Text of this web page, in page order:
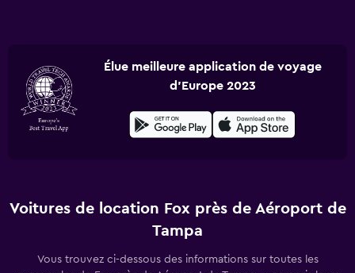
Élue meilleure application de voyage
d'Europe 2023
Voitures de location Fox près de Aéroport de
Tampa
Vous trouvez ci-dessous des informations sur toutes les